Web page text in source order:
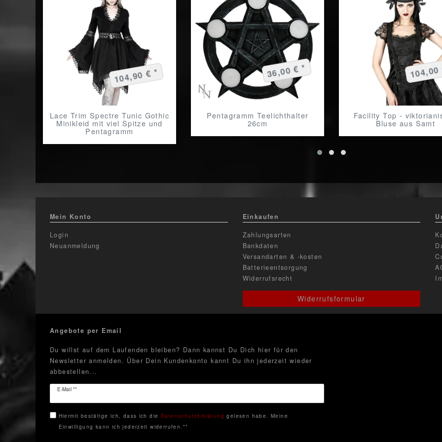
Lace Trim Spectre Tunic Gothic
Minikleid mit viel Spitze und
Pentagramm
104,90 € *
Pentagramm Teelichthalter
26cm
36,00 € *
Facility Top -
Bluse aus Samt
Mein Konto
Login
Neuanmeldung
Einkaufen
Zahlungsarten
Bankdaten
Versandarten & -kosten
Batterieentsorgung
Widerrufsrecht
Widerrufsformular
Angebote per Email
Du willst auf dem Laufenden bleiben? Dann kannst Du Dich hier für den
Newsletter anmelden. Über Dein Kundenkonto kannt Du ihn jederzeit wieder
abbestellen...
E-Mail **
Newsletter
Hiermit bestätige ich, dass ich die Daten­schutz­erklärung gelesen habe. Meine
Einwilligung kann ich jederzeit widerrufen.**